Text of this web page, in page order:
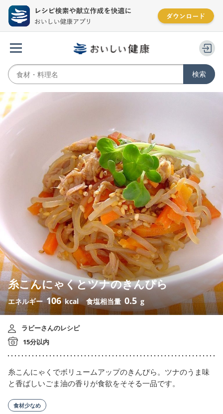
糸こんにゃくとツナのきんぴら
エネルギー106 kcal 食塩相当量 0.5 g
ラビーさんのレシピ
15分以内
糸こんにゃくでボリュームアップのきんぴら。ツナのうま味
と香ばしいごま油の香りが食欲をそそる一品です。
食材少なめ